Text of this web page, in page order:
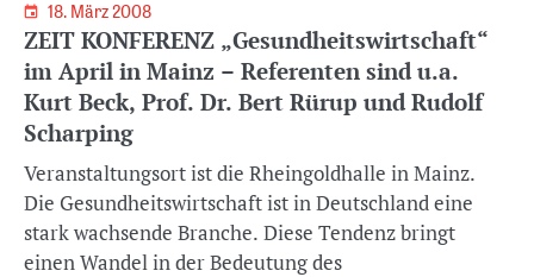
18. März 2008
ZEIT KONFERENZ „Gesundheitswirtschaft“
im April in Mainz – Referenten sind u.a.
Kurt Beck, Prof. Dr. Bert Rürup und Rudolf
Scharping
Veranstaltungsort ist die Rheingoldhalle in Mainz.
Die Gesundheitswirtschaft ist in Deutschland eine
stark wachsende Branche. Diese Tendenz bringt
einen Wandel in der Bedeutung des